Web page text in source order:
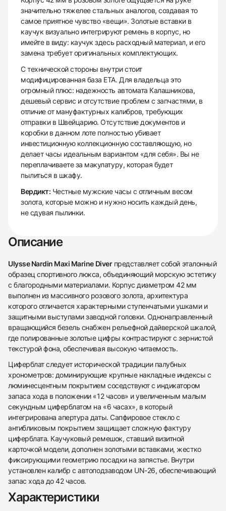
438
285
145
142
205
204
195
150
6
значительно тяжелее стальных аналогов, создавая то
самое приятное чувство «вещи». Золотые вставки в
каучук визуально интегрируют ремень в корпус, но
имейте в виду: каучук здесь расходный материал, и его
замена требует оригинальных комплектующих.
С технической стороны внутри стоит
модифицированная база ETA. Для владельца это
огромный плюс: надежность автомата Калашникова,
дешевый сервис и отсутствие проблем с запчастями, в
отличие от мануфактурных калибров, требующих
отправки в Швейцарию. Отсутствие документов и
коробки в данном лоте полностью убивает
инвестиционную коллекционную составляющую, но
делает часы идеальным вариантом «для себя». Вы не
переплачиваете за макулатуру, которая будет
пылиться в шкафу.
Вердикт: Честные мужские часы с отличным весом
золота, которые можно и нужно носить каждый день,
не сдувая пылинки.
Описание
Ulysse Nardin Maxi Marine Diverпредставляет собой эталонный
образец спортивного люкса, объединяющий морскую эстетику
с благородными материалами. Корпус диаметром 42 мм
выполнен из массивного розового золота, архитектура
которого отличается характерными ступенчатыми ушками и
защитными выступами заводной головки. Однонаправленный
вращающийся безель снабжен рельефной дайверской шкалой,
где полированные золотые цифры контрастируют с зернистой
текстурой фона, обеспечивая высокую читаемость.
Циферблат следует исторической традиции палубных
хронометров: доминирующие крупные накладные индексы с
люминесцентным покрытием соседствуют с индикатором
запаса хода в положении «12 часов» и увеличенным малым
секундным циферблатом на «6 часах», в который
интегрирована апертура даты. Сапфировое стекло с
антибликовым покрытием защищает сложную фактуру
циферблата. Каучуковый ремешок, ставший визитной
карточкой модели, дополнен золотыми вставками, жестко
фиксирующими геометрию посадки на запястье. Внутри
установлен калибр с автоподзаводом UN-26, обеспечивающий
запас хода до 42 часов.
Характеристики
Трейд-ин часов